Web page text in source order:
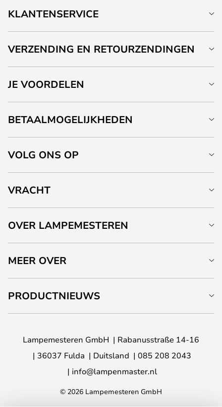
KLANTENSERVICE
VERZENDING EN RETOURZENDINGEN
JE VOORDELEN
BETAALMOGELIJKHEDEN
VOLG ONS OP
VRACHT
OVER LAMPEMESTEREN
MEER OVER
PRODUCTNIEUWS
Lampemesteren GmbH
Rabanusstraße 14-16
36037 Fulda
Duitsland
085 208 2043
info@lampenmaster.nl
© 2026 Lampemesteren GmbH